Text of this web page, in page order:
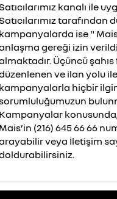
Satıcılarımız kanalı ile
Satıcılarımız tarafından
kampanyalarda ise " Mais
gereği izin
Üçüncü
ve ilan yolu
kampanyalarla hiçbir
Kampanyalar konusunda,
Mais’in (216) 645 66 66
veya İletişim